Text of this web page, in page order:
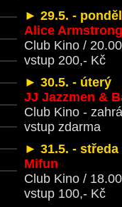
► 29.5. -
Alice
Club Kino / 20.00
vstup 200,- Kč
► 30.5. - úterý
JJ Jazzmen &
Club Kino -
vstup zdarma
► 31.5. - středa
Mifun
Club Kino / 18.00
vstup 100,- Kč